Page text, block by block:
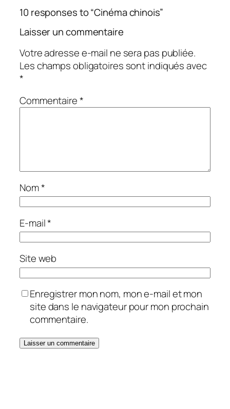
10 responses to “Cinéma chinois”
Laisser un commentaire
Votre adresse e-mail ne sera pas publiée.
Les champs obligatoires sont indiqués avec
*
Commentaire*
Nom*
E-mail*
Site web
Enregistrer mon nom, mon e-mail et mon
site dans le navigateur pour mon prochain
commentaire.